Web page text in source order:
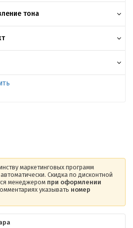
тона
маркетинговых программ
Скидка по дисконтной
менеджером при оформлении
указывать номер